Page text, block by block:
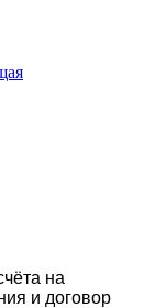
на
и договор